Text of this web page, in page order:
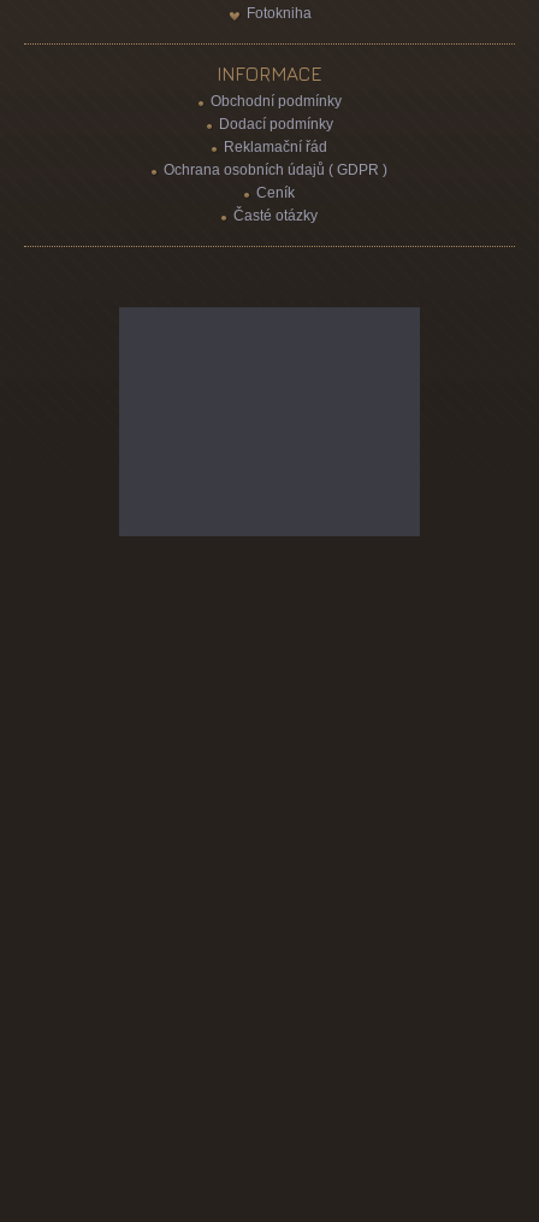
Fotokniha
INFORMACE
Obchodní podmínky
Dodací podmínky
Reklamační řád
Ochrana osobních údajů ( GDPR )
Ceník
Časté otázky